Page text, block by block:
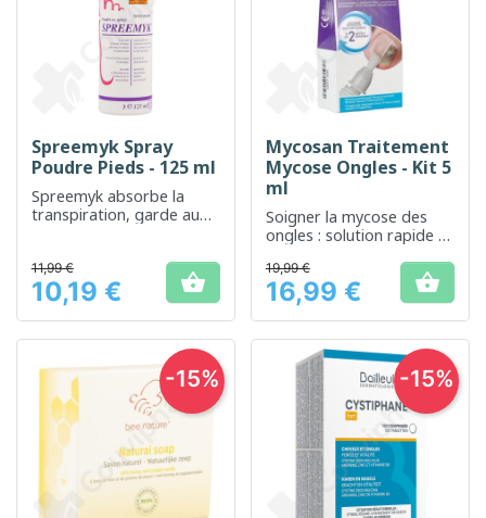
Spreemyk Spray
Poudre Pieds - 125 ml
Spreemyk absorbe la
transpiration, garde au
fraîcheur
Prix
11,99 €
10,19 € 
Mycosan Traitement
Mycose Ongles - Kit 5
ml
Soigner la mycose des
ongles : solution rapide et
Prix
19,99 €
16,99 € 
-15% -15%